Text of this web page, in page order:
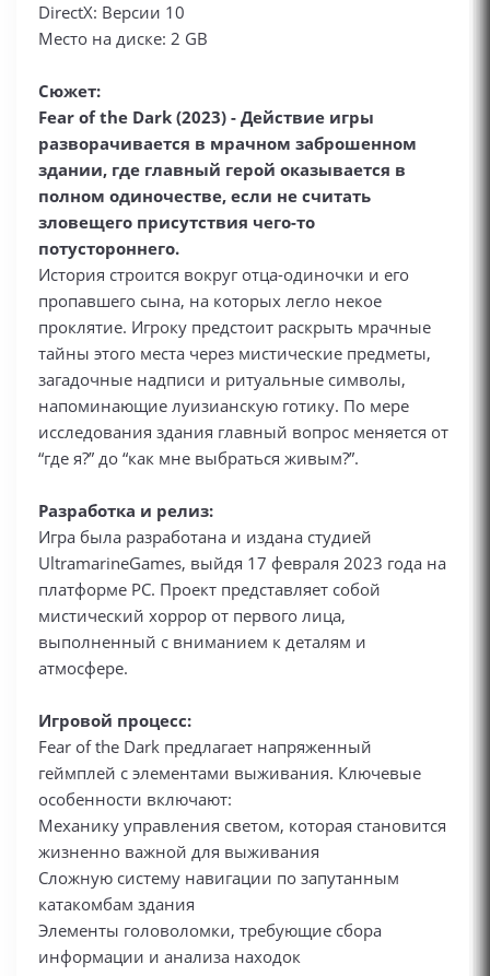
DirectX: Версии 10
Место на диске: 2 GB
Сюжет:
Fear of the Dark (2023) - Действие игры
разворачивается в мрачном заброшенном
здании, где главный герой оказывается в
полном одиночестве, если не считать
зловещего присутствия чего-то
потустороннего.
История строится вокруг отца-одиночки и его
пропавшего сына, на которых легло некое
проклятие. Игроку предстоит раскрыть мрачные
тайны этого места через мистические предметы,
загадочные надписи и ритуальные символы,
напоминающие луизианскую готику. По мере
исследования здания главный вопрос меняется от
“где я?” до “как мне выбраться живым?”.
Разработка и релиз:
Игра была разработана и издана студией
UltramarineGames, выйдя 17 февраля 2023 года на
платформе PC. Проект представляет собой
мистический хоррор от первого лица,
выполненный с вниманием к деталям и
атмосфере.
Игровой процесс:
Fear of the Dark предлагает напряженный
геймплей с элементами выживания. Ключевые
особенности включают:
Механику управления светом, которая становится
жизненно важной для выживания
Сложную систему навигации по запутанным
катакомбам здания
Элементы головоломки, требующие сбора
информации и анализа находок